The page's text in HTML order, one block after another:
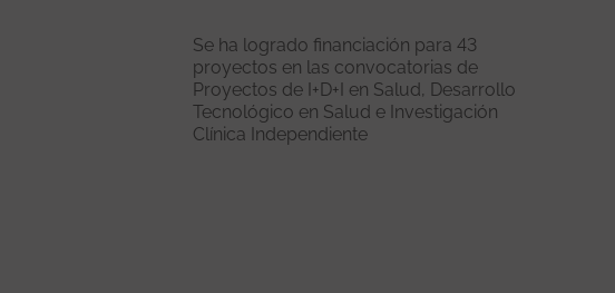
Se ha logrado financiación para 43
proyectos en las convocatorias de
Proyectos de I+D+I en Salud, Desarrollo
Tecnológico en Salud e Investigación
Clínica Independiente